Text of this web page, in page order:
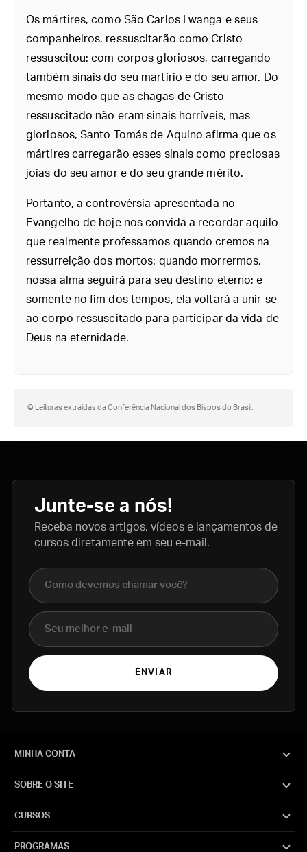
Os mártires, como São Carlos Lwanga e seus
companheiros, ressuscitarão como Cristo
ressuscitou: com corpos gloriosos, carregando
também sinais do seu martírio e do seu amor. Do
mesmo modo que as chagas de Cristo
ressuscitado não eram sinais horríveis, mas
gloriosos, Santo Tomás de Aquino afirma que os
mártires carregarão esses sinais como preciosas
joias do seu amor e do seu grande mérito.
Portanto, a controvérsia apresentada no
Evangelho de hoje nos convida a recordar aquilo
que realmente professamos quando cremos na
ressurreição dos mortos: quando morrermos,
nossa alma seguirá para seu destino eterno; e
somente no fim dos tempos, ela voltará a unir-se
ao corpo ressuscitado para participar da vida de
Deus na eternidade.
© Leituras extraídas da Conferência Nacional dos Bispos do Brasil.
Junte-se a nós!
Receba novos artigos, vídeos e lançamentos de
cursos diretamente em seu e-mail.
Nome completo
E-mail
ENVIAR
MINHA CONTA
SOBRE O SITE
CURSOS
PROGRAMAS